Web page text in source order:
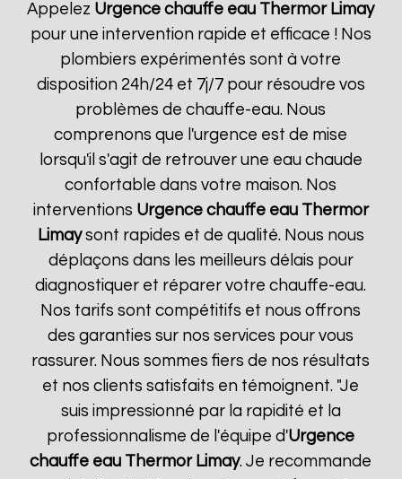
Appelez Urgence chauffe eau Thermor Limay
pour une intervention rapide et efficace ! Nos
plombiers expérimentés sont à votre
disposition 24h/24 et 7j/7 pour résoudre vos
problèmes de chauffe-eau. Nous
comprenons que l'urgence est de mise
lorsqu'il s'agit de retrouver une eau chaude
confortable dans votre maison. Nos
interventions Urgence chauffe eau Thermor
Limaysont rapides et de qualité. Nous nous
déplaçons dans les meilleurs délais pour
diagnostiquer et réparer votre chauffe-eau.
Nos tarifs sont compétitifs et nous offrons
des garanties sur nos services pour vous
rassurer. Nous sommes fiers de nos résultats
et nos clients satisfaits en témoignent. "Je
suis impressionné par la rapidité et la
professionnalisme de l'équipe d'Urgence
chauffe eau Thermor Limay. Je recommande